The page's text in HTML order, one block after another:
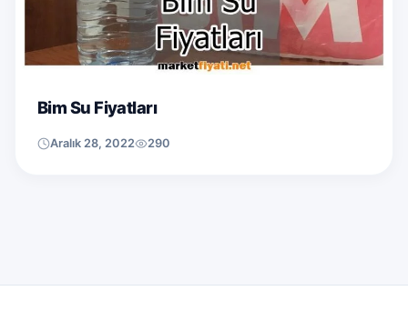
Bim Su Fiyatları
Aralık 28, 2022 290